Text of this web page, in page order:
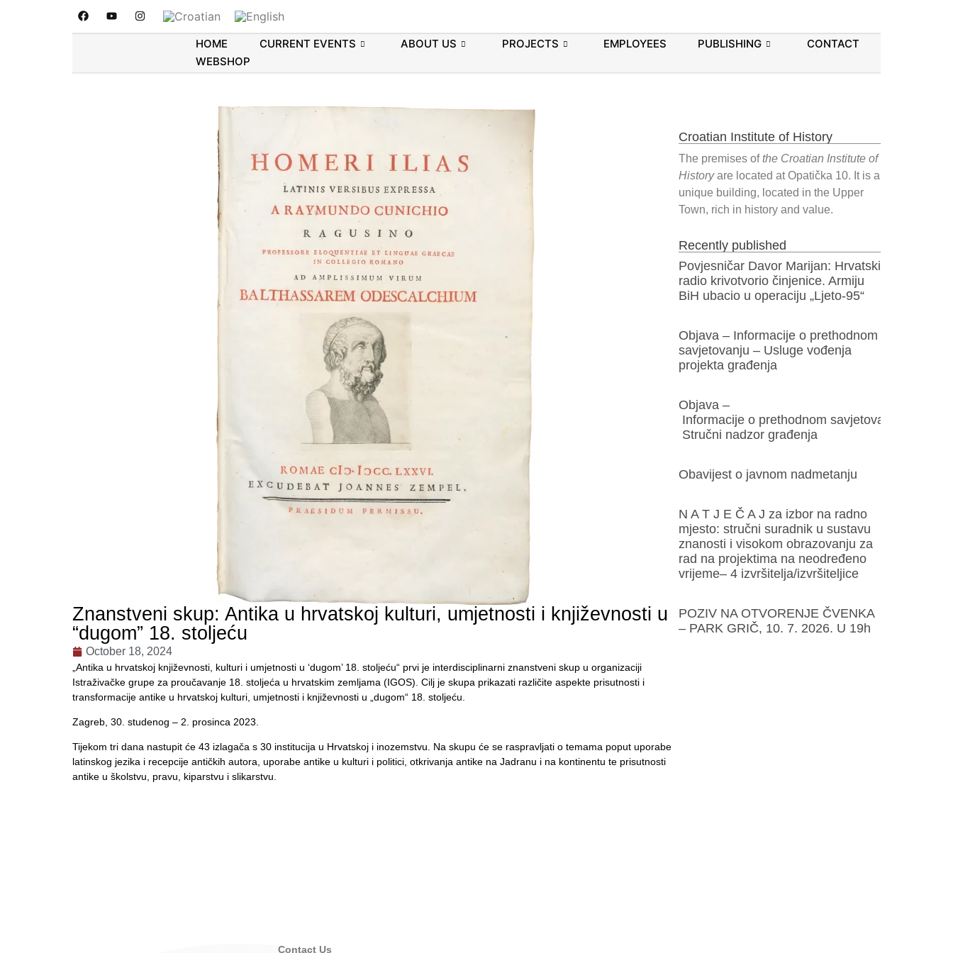
HOME CURRENT EVENTS ABOUT US PROJECTS EMPLOYEES PUBLISHING
CONTACT
WEBSHOP
Znanstveni skup: Antika u hrvatskoj kulturi, umjetnosti i književnosti u
“dugom” 18. stoljeću
October 18, 2024
„Antika u hrvatskoj književnosti, kulturi i umjetnosti u ‘dugom’ 18. stoljeću“ prvi je interdisciplinarni znanstveni skup u organizaciji
Istraživačke grupe za proučavanje 18. stoljeća u hrvatskim zemljama (IGOS). Cilj je skupa prikazati različite aspekte prisutnosti i
transformacije antike u hrvatskoj kulturi, umjetnosti i književnosti u „dugom“ 18. stoljeću.
Zagreb, 30. studenog – 2. prosinca 2023.
Tijekom tri dana nastupit će 43 izlagača s 30 institucija u Hrvatskoj i inozemstvu. Na skupu će se raspravljati o temama poput uporabe
latinskog jezika i recepcije antičkih autora, uporabe antike u kulturi i politici, otkrivanja antike na Jadranu i na kontinentu te prisutnosti
antike u školstvu, pravu, kiparstvu i slikarstvu.
Croatian Institute of History
The premises ofthe Croatian Institute of
Historyare located at Opatička 10. It is a
unique building, located in the Upper
Town, rich in history and value.
Recently published
Povjesničar Davor Marijan: Hrvatski
radio krivotvorio činjenice. Armiju
BiH ubacio u operaciju „Ljeto-95“
Objava – Informacije o prethodnom
savjetovanju – Usluge vođenja
projekta građenja
Objava –
Informacije o prethodnom savjetovanju –
Stručni nadzor građenja
Obavijest o javnom nadmetanju
N A T J E Č A J za izbor na radno
mjesto: stručni suradnik u sustavu
znanosti i visokom obrazovanju za
rad na projektima na neodređeno
vrijeme– 4 izvršitelja/izvršiteljice
POZIV NA OTVORENJE ČVENKA
– PARK GRIČ, 10. 7. 2026. U 19h
Contact Us